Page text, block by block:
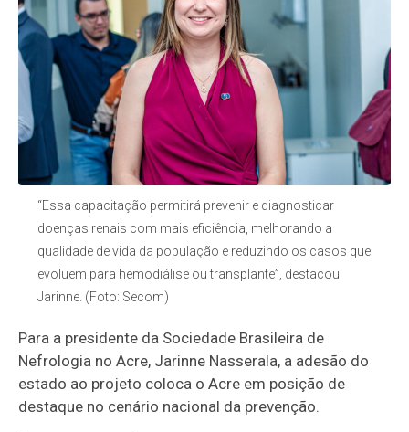
“Essa capacitação permitirá prevenir e diagnosticar
doenças renais com mais eficiência, melhorando a
qualidade de vida da população e reduzindo os casos que
evoluem para hemodiálise ou transplante”, destacou
Jarinne. (Foto: Secom)
Para a presidente da Sociedade Brasileira de
Nefrologia no Acre, Jarinne Nasserala, a adesão do
estado ao projeto coloca o Acre em posição de
destaque no cenário nacional da prevenção.